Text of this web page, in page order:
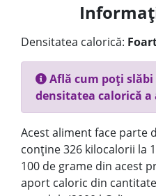
Densitatea calorică:
Află cum poți slăbi
densitatea calorică
Acest aliment face parte
conține 326 kilocalorii la
100 de grame din acest
aport caloric din